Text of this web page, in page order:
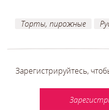
Торты, пирожные
Зарегистрируйтесь,